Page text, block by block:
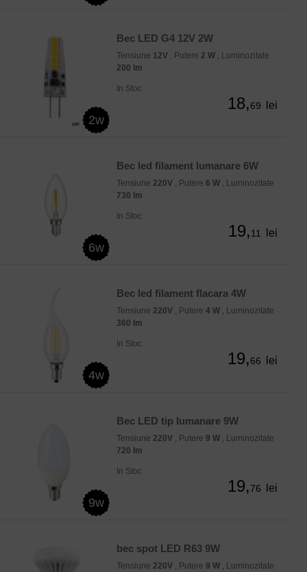
2w
Bec LED G4 12V 2W
Tensiune 12V , Putere 2 W , Luminozitate
200 lm
In Stoc
18,69 lei
6w
Bec led filament lumanare 6W
Tensiune 220V , Putere 6 W , Luminozitate
730 lm
In Stoc
19,11 lei
4w
Bec led filament flacara 4W
Tensiune 220V , Putere 4 W , Luminozitate
360 lm
In Stoc
19,66 lei
9w
Bec LED tip lumanare 9W
Tensiune 220V , Putere 9 W , Luminozitate
720 lm
In Stoc
19,76 lei
bec spot LED R63 9W
Tensiune 220V , Putere 9 W , Luminozitate